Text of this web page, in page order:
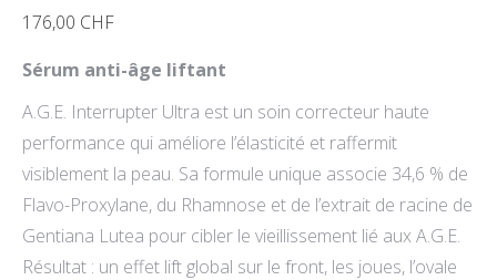
176,00 CHF
Sérum anti-âge liftant
A.G.E. Interrupter Ultra est un soin correcteur haute
performance qui améliore l’élasticité et raffermit
visiblement la peau. Sa formule unique associe 34,6 % de
Flavo-Proxylane, du Rhamnose et de l’extrait de racine de
Gentiana Lutea pour cibler le vieillissement lié aux A.G.E.
Résultat : un effet lift global sur le front, les joues, l’ovale